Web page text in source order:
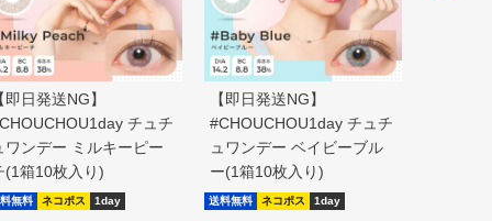
即日発送NG】
チュチ
ワンデー ミルキーピー
(1箱10枚入り)
無料 ネコポス 1day
【即日発送NG】
#CHOUCHOU1day チュチ
ュワンデー ベイビーブル
ー(1箱10枚入り)
送料無料 ネコポス 1day